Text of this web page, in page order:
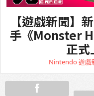
【遊戲新聞】
手《Monster
正
Nintendo遊戲